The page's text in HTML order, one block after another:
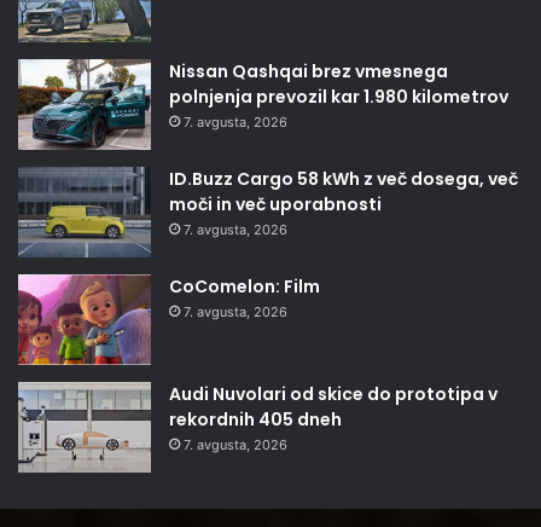
Nissan Qashqai brez vmesnega
polnjenja prevozil kar 1.980 kilometrov
7. avgusta, 2026
ID.Buzz Cargo 58 kWh z več dosega, več
moči in več uporabnosti
7. avgusta, 2026
CoComelon: Film
7. avgusta, 2026
Audi Nuvolari od skice do prototipa v
rekordnih 405 dneh
7. avgusta, 2026